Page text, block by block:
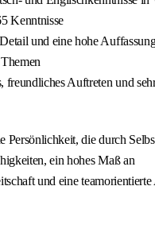
Kenntnisse
und eine hohe
freundliches Auftreten und
Persönlichkeit, die durch
ein hohes Maß an
und eine